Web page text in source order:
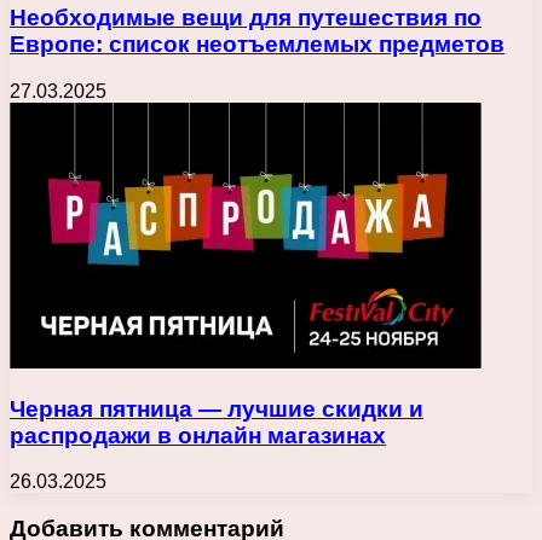
Необходимые вещи для путешествия по
Европе: список неотъемлемых предметов
27.03.2025
Черная пятница — лучшие скидки и
распродажи в онлайн магазинах
26.03.2025
Добавить комментарий